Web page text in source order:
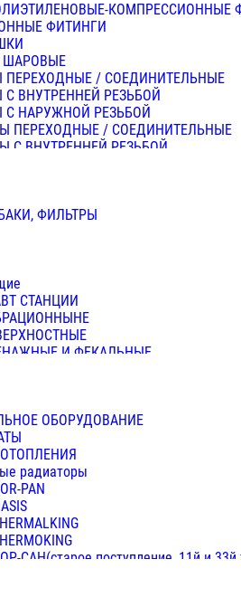
OASIS
КОМПРЕССИОННЫЕ
ФИТИНГИ
ШАРОВЫЕ
ПЕРЕХОДНЫЕ / СОЕДИНИТЕЛЬНЫЕ
ВНУТРЕННЕЙ РЕЗЬБОЙ
С НАРУЖНОЙ РЕЗЬБОЙ
ПЕРЕХОДНЫЕ / СОЕДИНИТЕЛЬНЫЕ
С ВНУТРЕННЕЙ РЕЗЬБОЙ
С НАРУЖНОЙ РЕЗЬБОЙ
ПЕРЕХОДНЫЕ / СОЕДИНИТЕЛЬНЫЕ
С ВНУТРЕННЕЙ РЕЗЬБОЙ
РЕЗИНОВЫЕ
ДВУХСЛ.
ФИЛЬТРЫ
СТАНЦИИ
И ФЕКАЛЬНЫЕ
и ЦИРКУЛЯЦИОННЫЕ
ОБОРУДОВАНИЕ
радиаторы
PAN
САН(старое поступление, 11й и 33й